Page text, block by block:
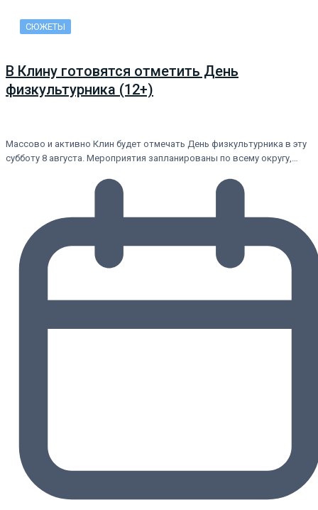
СЮЖЕТЫ
В Клину готовятся отметить День
физкультурника (12+)
Массово и активно Клин будет отмечать День физкультурника в эту
субботу 8 августа. Мероприятия запланированы по всему округу,…